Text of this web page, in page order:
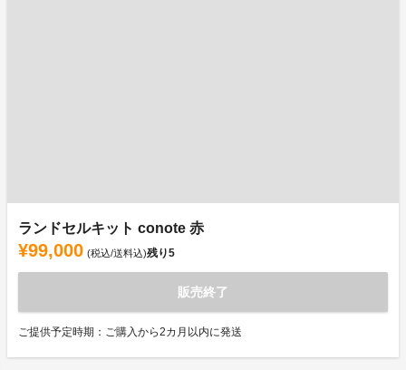
ランドセルキット conote 赤
¥99,000 (税込/送料込)残り5
販売終了
ご提供予定時期：ご購入から2カ月以内に発送